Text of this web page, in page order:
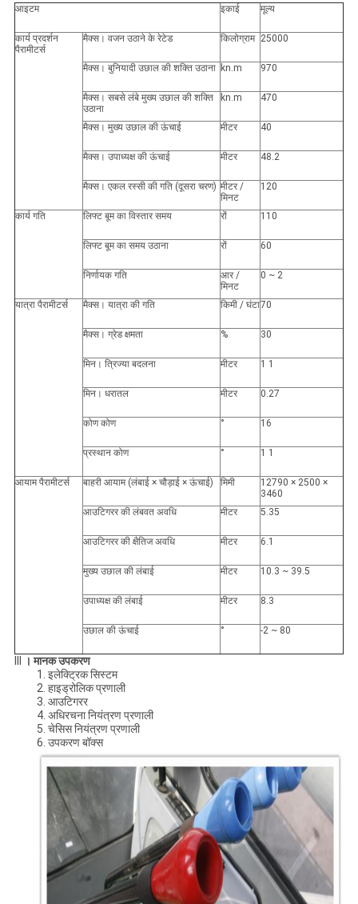
आइटम इकाई मूल्य
कार्य प्रदर्शन
पैरामीटर्स
मैक्स। वजन उठाने के रेटेड किलोग्राम 25000
मैक्स। बुनियादी उछाल की शक्ति उठाना kn.m 970
मैक्स। सबसे लंबे मुख्य उछाल की शक्ति
उठाना
kn.m 470
मैक्स। मुख्य उछाल की ऊंचाई मीटर 40
मैक्स। उपाध्यक्ष की ऊंचाई मीटर 48.2
मैक्स। एकल रस्सी की गति (दूसरा चरण) मीटर /
मिनट
120
कार्य गति लिफ्ट बूम का विस्तार समय रों 110
लिफ्ट बूम का समय उठाना रों 60
निर्णायक गति
आर /
मिनट
0 ~ 2
यात्रा पैरामीटर्स मैक्स। यात्रा की गति किमी / घंटा70
मैक्स। ग्रेड क्षमता % 30
मिन। त्रिज्या बदलना मीटर 1 1
मिन। धरातल मीटर 0.27
कोण कोण ° 16
प्रस्थान कोण ° 1 1
आयाम पैरामीटर्स बाहरी आयाम (लंबाई × चौड़ाई × ऊंचाई) मिमी
12790 × 2500 ×
3460
आउटिगरर की लंबवत अवधि
मीटर 5.35
आउटिगरर की क्षैतिज अवधि मीटर 6.1
मुख्य उछाल की लंबाई मीटर 10.3 ~ 39.5
उपाध्यक्ष की लंबाई मीटर 8.3
उछाल की ऊंचाई ° -2 ~ 80
। मानक उपकरण
1. इलेक्ट्रिक सिस्टम
2. हाइड्रोलिक प्रणाली
3. आउटिगरर
4. अधिरचना नियंत्रण प्रणाली
5. चेसिस नियंत्रण प्रणाली
6. उपकरण बॉक्स